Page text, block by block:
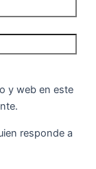
y web en este
responde a